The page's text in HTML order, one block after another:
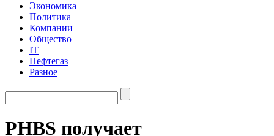
Экономика
Политика
Компании
Общество
IT
Нефтегаз
Разное
PHBS получает